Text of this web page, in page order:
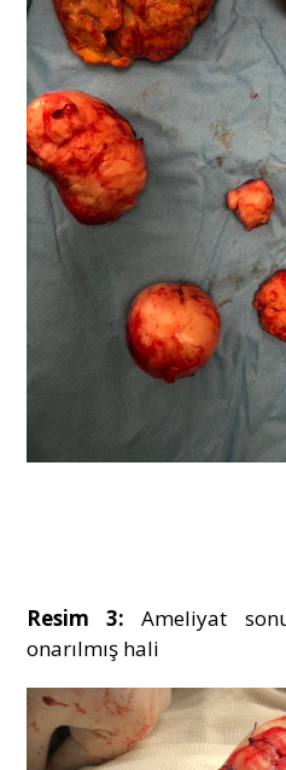
Resim 3: Ameliyat
onarılmış hali